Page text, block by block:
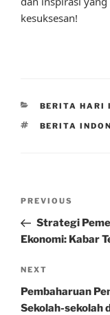
kesuksesan!
CATEGORIES
BERITA HARI
TAGS
BERITA
Previous
Post
PREVIOUS
Strategi
Ekonomi: Kabar
Next
Post
NEXT
Pembaharuan
Sekolah-sekolah